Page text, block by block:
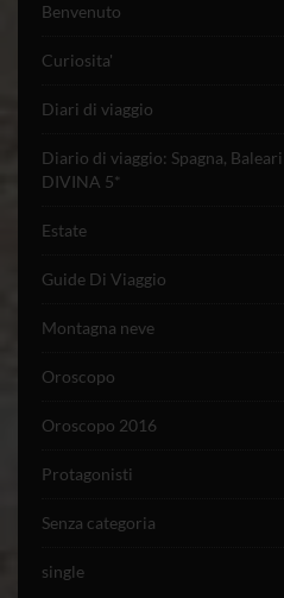
Benvenuto
Curiosita'
Diari di viaggio
Diario di viaggio: Spagna,
DIVINA 5*
Estate
Guide Di Viaggio
Montagna neve
Oroscopo
Oroscopo 2016
Protagonisti
Senza categoria
single